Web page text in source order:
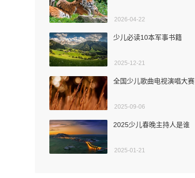
2026-04-22
少儿必读10本军事书籍
2025-12-21
全国少儿歌曲电视演唱大赛
2025-09-06
2025少儿春晚主持人是谁
2025-01-21